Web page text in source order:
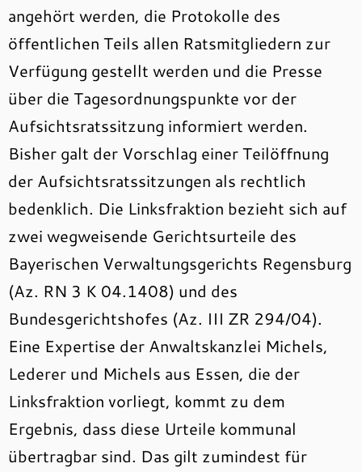
angehört werden, die Protokolle des
öffentlichen Teils allen Ratsmitgliedern zur
Verfügung gestellt werden und die Presse
über die Tagesordnungspunkte vor der
Aufsichtsratssitzung informiert werden.
Bisher galt der Vorschlag einer Teilöffnung
der Aufsichtsratssitzungen als rechtlich
bedenklich. Die Linksfraktion bezieht sich auf
zwei wegweisende Gerichtsurteile des
Bayerischen Verwaltungsgerichts Regensburg
(Az. RN 3 K 04.1408) und des
Bundesgerichtshofes (Az. III ZR 294/04).
Eine Expertise der Anwaltskanzlei Michels,
Lederer und Michels aus Essen, die der
Linksfraktion vorliegt, kommt zu dem
Ergebnis, dass diese Urteile kommunal
übertragbar sind. Das gilt zumindest für